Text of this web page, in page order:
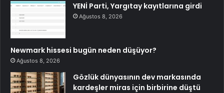
YENİ Parti, Yargıtay kayıtlarına girdi
Ağustos 8, 2026
Newmark hissesi bugün neden düşüyor?
Ağustos 8, 2026
Gözlük dünyasının dev markasında
kardeşler miras için birbirine düştü